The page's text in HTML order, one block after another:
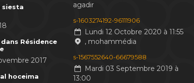
siesta
Résidence
2017
hoceima
agadir
s-1603274192-96111906
Lundi 12 Octobre 2020 à 11:55
, mohammédia
s-1567552640-66679588
Mardi 03 Septembre 2019 à
13:00